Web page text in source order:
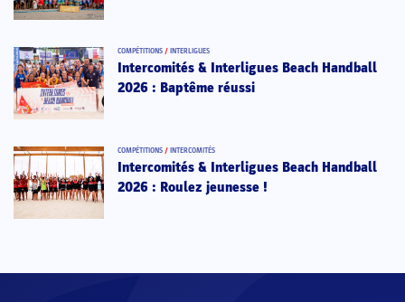
COMPÉTITIONS / INTERLIGUES
Intercomités & Interligues Beach Handball
2026 : Baptême réussi
COMPÉTITIONS / INTERCOMITÉS
Intercomités & Interligues Beach Handball
2026 : Roulez jeunesse !